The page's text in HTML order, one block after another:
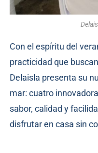
Con el espíritu del
practicidad que
Delaisla presenta su
mar: cuatro
sabor, calidad y
disfrutar en casa sin